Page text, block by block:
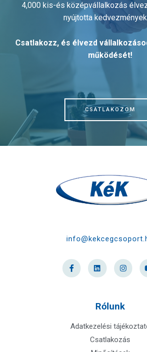
4,000 kis-és középvállalkozás
nyújtotta
Csatlakozz, és élvezd
működését!
CSATLAKOZOM
Rólunk
Adatkezelési
Csatlakozás